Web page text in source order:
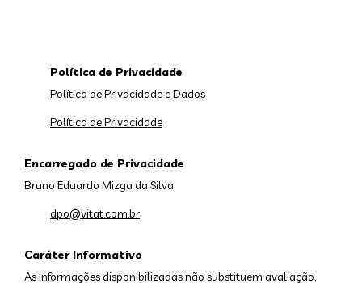
Caráter Informativo
As informações disponibilizadas não substituem avaliação,
Política de Privacidade
Política de Privacidade e Dados
Política de Privacidade
Encarregado de Privacidade
Bruno Eduardo Mizga da Silva
dpo@vitat.com.br